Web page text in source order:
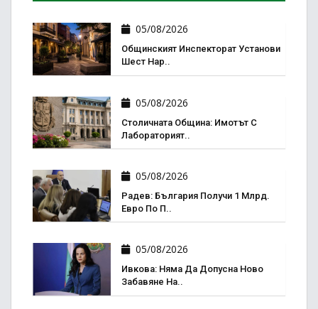
05/08/2026
Общинският Инспекторат Установи
Шест Нар..
05/08/2026
Столичната Община: Имотът С
Лабораторият..
05/08/2026
Радев: България Получи 1 Млрд.
Евро По П..
05/08/2026
Ивкова: Няма Да Допусна Ново
Забавяне На..